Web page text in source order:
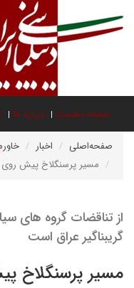
صفحه نخست درباره ما
صفحه‌اصلی اخبار
مسیر پرسنگلاخ پیش
از تناقضات گروه های
گریبناگیر عراق است
مسیر پرسنگلاخ